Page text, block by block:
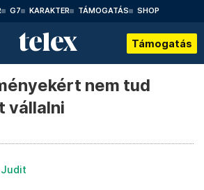
G7 KARAKTER TÁMOGATÁS SHOP
Támogatás
nem tud
vállalni